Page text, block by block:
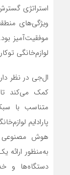
استراتژی
ویژگی‌های
لوازم‌خانگی
ال‌جی در نظر
کمک می‌کند
متناسب با
پارادایم
هوش مصنوعی
به‌منظور ارائه
دستگاه‌ها و